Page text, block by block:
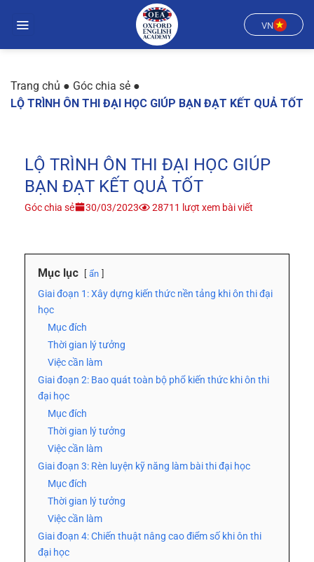
đến
VN
Trang chủ ● Góc chia sẻ ●
LỘ TRÌNH ÔN THI ĐẠI HỌC GIÚP BẠN ĐẠT KẾT QUẢ TỐT
LỘ TRÌNH ÔN THI ĐẠI HỌC GIÚP
BẠN ĐẠT KẾT QUẢ TỐT
Góc chia sẻ 30/03/2023 28711 lượt xem bài viết
Mục lục ẩn
Giai đoạn 1: Xây dựng kiến thức nền tảng khi ôn thi đại
học
Mục đích
Thời gian lý tưởng
Việc cần làm
Giai đoạn 2: Bao quát toàn bộ phổ kiến thức khi ôn thi
đại học
Mục đích
Thời gian lý tưởng
Việc cần làm
Giai đoạn 3: Rèn luyện kỹ năng làm bài thi đại học
Mục đích
Thời gian lý tưởng
Việc cần làm
Giai đoạn 4: Chiến thuật nâng cao điểm số khi ôn thi
đại học